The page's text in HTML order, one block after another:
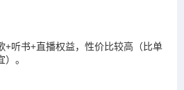
+听书+直播权益，性价比较高（比单
。